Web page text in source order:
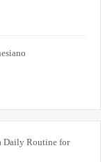
Daily Routine for